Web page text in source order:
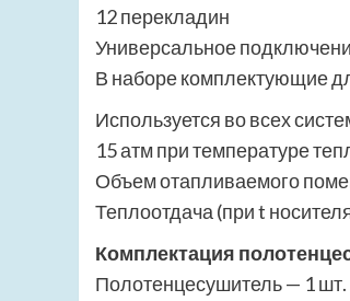
12 перекладин
Универсальное
В наборе комплектующие
Используется во всех
15 атм при температуре
Объем отапливаемого
Теплоотдача (при t
Комплектация
Полотенцесушитель — 1 шт.